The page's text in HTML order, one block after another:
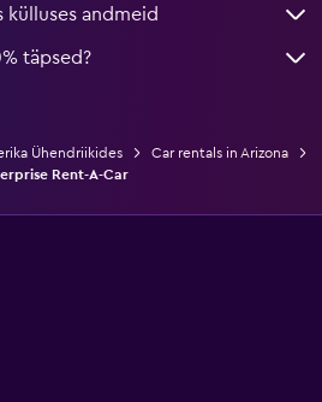
külluses andmeid
täpsed?
Ühendriikides
Car rentals in Arizona
Rent-A-Car